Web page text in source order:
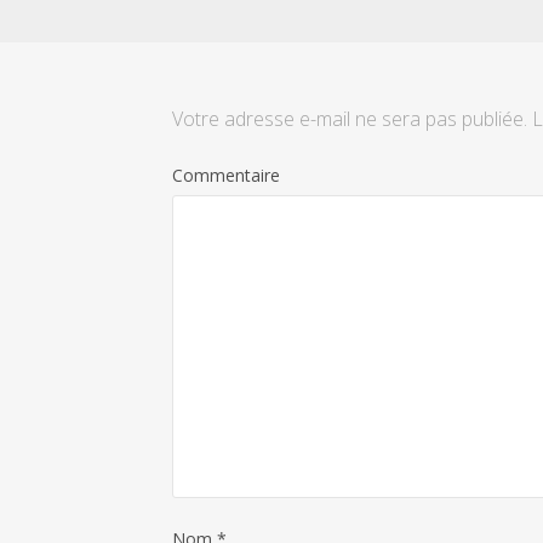
Votre adresse e-mail ne sera pas publiée.
Commentaire
Nom *